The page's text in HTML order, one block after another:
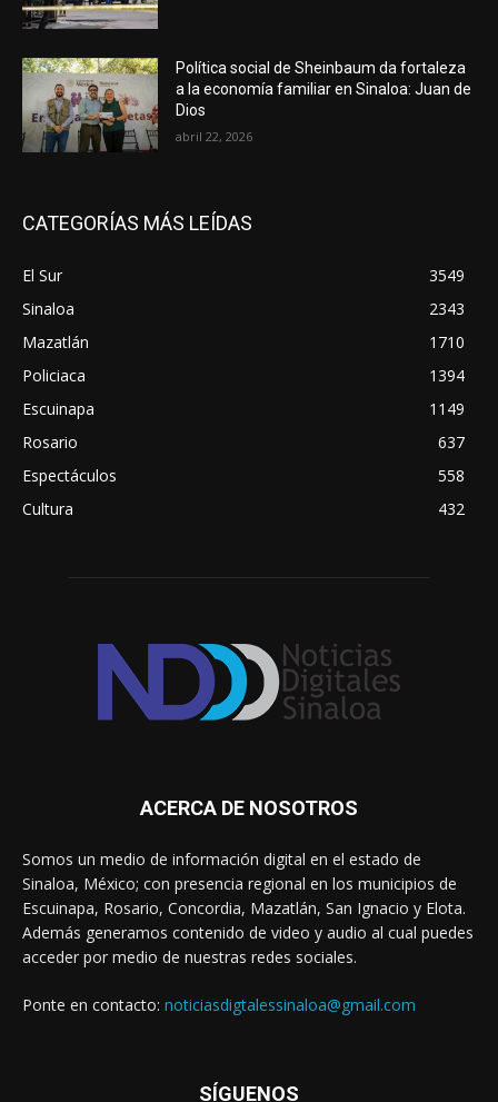
Política social de Sheinbaum da fortaleza
a la economía familiar en Sinaloa: Juan de
Dios
abril 22, 2026
CATEGORÍAS MÁS LEÍDAS
El Sur
3549
Sinaloa
2343
Mazatlán
1710
Policiaca
1394
Escuinapa
1149
Rosario
637
Espectáculos
558
Cultura
432
ACERCA DE NOSOTROS
Somos un medio de información digital en el estado de
Sinaloa, México; con presencia regional en los municipios de
Escuinapa, Rosario, Concordia, Mazatlán, San Ignacio y Elota.
Además generamos contenido de video y audio al cual puedes
acceder por medio de nuestras redes sociales.
Ponte en contacto: noticiasdigtalessinaloa@gmail.com
SÍGUENOS